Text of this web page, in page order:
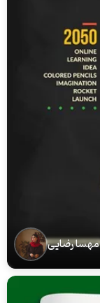
مهسا رضایی